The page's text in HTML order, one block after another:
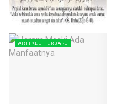
ARTIKEL TERBARU